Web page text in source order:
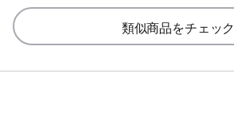
類似商品をチェック